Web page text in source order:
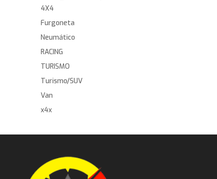
4X4
Furgoneta
Neumático
RACING
TURISMO
Turismo/SUV
Van
x4x